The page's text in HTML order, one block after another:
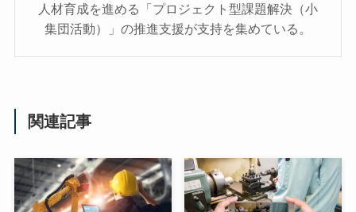
人材育成を進める「プロジェクト型課題解決（小
集団活動）」の推進支援が支持を集めている。
関連記事